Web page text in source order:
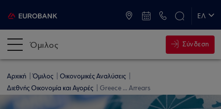
ΕΛ
Όμιλος Σύνδεση
Αρχική Όμιλος
Οικονομικές Αναλύσεις
Διεθνής Οικονομία και Αγορές
Greece ... Arrears